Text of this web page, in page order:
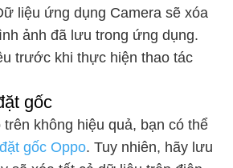
liệu ứng dụng Camera sẽ xóa
ảnh đã lưu trong ứng dụng.
trước khi thực hiện thao tác
gốc
không hiệu quả, bạn có thể
gốc Oppo. Tuy nhiên, hãy lưu